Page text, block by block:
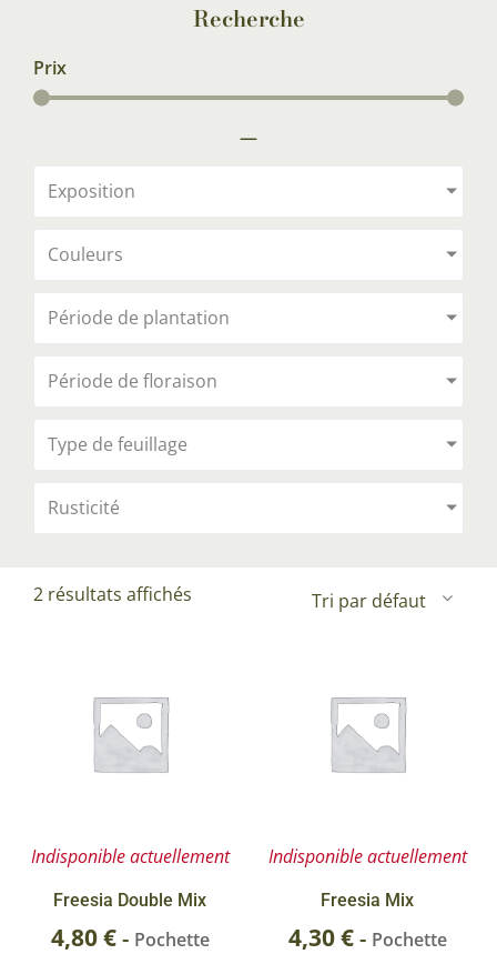
Recherche
Prix
—
Exposition
Couleurs
Période de plantation
Période de floraison
Type de feuillage
Rusticité
2 résultats affichés
Indisponible actuellement
Freesia Double Mix
4,80€- Pochette
Indisponible actuellement
Freesia Mix
4,30€- Pochette